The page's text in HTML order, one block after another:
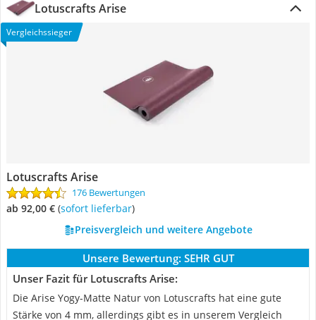
Lotuscrafts Arise
Vergleichssieger
Lotuscrafts Arise
176 Bewertungen
ab 92,00 € ( Sofort lieferbar)
Preisvergleich und weitere Angebote
Unsere Bewertung: SEHR GUT
Unser Fazit für Lotuscrafts Arise:
Die Arise Yogy-Matte Natur von Lotuscrafts hat eine gute
Stärke von 4 mm, allerdings gibt es in unserem Vergleich